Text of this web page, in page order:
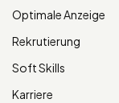
Optimale Anzeige
Rekrutierung
Soft Skills
Karriere